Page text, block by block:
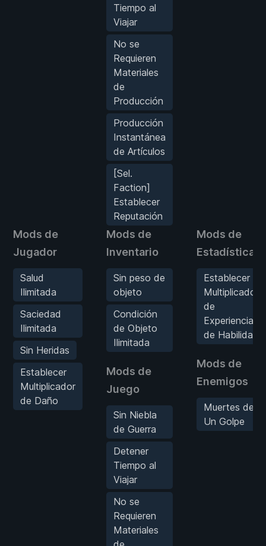
Tiempo al
Viajar
No se
Requieren
Materiales
de
Producción
Producción
Instantánea
de Artículos
[Sel.
Faction]
Establecer
Reputación
Mods de
Jugador
Salud
Ilimitada
Saciedad
Ilimitada
Sin Heridas
Establecer
Multiplicador
de Daño
Mods de
Inventario
Sin peso de
objeto
Condición
de Objeto
Ilimitada
Mods de
Juego
Sin Niebla
de Guerra
Detener
Tiempo al
Viajar
No se
Requieren
Materiales
Mods de
Estadísticas
Establecer
Multiplicador
de
Experiencia
de Habilidad
Mods de
Enemigos
Muertes de
Un Golpe